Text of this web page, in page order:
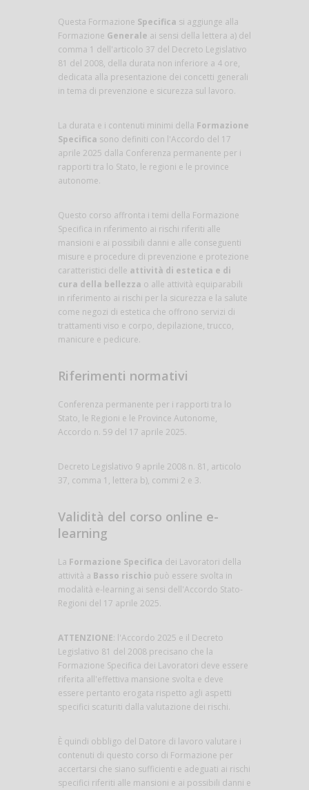
Questa Formazione Specifica si aggiunge alla
Formazione Generale ai sensi della lettera a) del
comma 1 dell'articolo 37 del Decreto Legislativo
81 del 2008, della durata non inferiore a 4 ore,
dedicata alla presentazione dei concetti generali
in tema di prevenzione e sicurezza sul lavoro.
La durata e i contenuti minimi della Formazione
Specifica sono definiti con l'Accordo del 17
aprile 2025 dalla Conferenza permanente per i
rapporti tra lo Stato, le regioni e le province
autonome.
Questo corso affronta i temi della Formazione
Specifica in riferimento ai rischi riferiti alle
mansioni e ai possibili danni e alle conseguenti
misure e procedure di prevenzione e protezione
caratteristici delle attività di estetica e di
cura della bellezza o alle attività equiparabili
in riferimento ai rischi per la sicurezza e la salute
come negozi di estetica che offrono servizi di
trattamenti viso e corpo, depilazione, trucco,
manicure e pedicure.
Riferimenti normativi
Conferenza permanente per i rapporti tra lo
Stato, le Regioni e le Province Autonome,
Accordo n. 59 del 17 aprile 2025.
Decreto Legislativo 9 aprile 2008 n. 81, articolo
37, comma 1, lettera b), commi 2 e 3.
Validità del corso online e-
learning
La Formazione Specifica dei Lavoratori della
attività a Basso rischio può essere svolta in
modalità e-learning ai sensi dell'Accordo Stato-
Regioni del 17 aprile 2025.
ATTENZIONE: l'Accordo 2025 e il Decreto
Legislativo 81 del 2008 precisano che la
Formazione Specifica dei Lavoratori deve essere
riferita all'effettiva mansione svolta e deve
essere pertanto erogata rispetto agli aspetti
specifici scaturiti dalla valutazione dei rischi.
È quindi obbligo del Datore di lavoro valutare i
contenuti di questo corso di Formazione per
accertarsi che siano sufficienti e adeguati ai rischi
specifici riferiti alle mansioni e ai possibili danni e